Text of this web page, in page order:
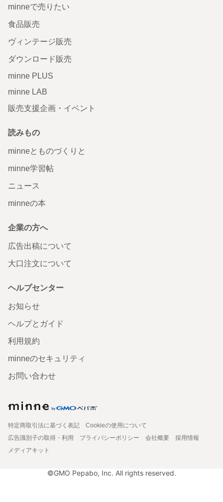
minneで売りたい
食品販売
ヴィンテージ販売
ダウンロード販売
minne PLUS
minne LAB
販売支援企画・イベント
読みもの
minneとものづくりと
minne学習帖
ニュース
minneの本
企業の方へ
広告出稿について
大口注文について
ヘルプセンター
お知らせ
ヘルプとガイド
利用規約
minneのセキュリティ
お問い合わせ
特定商取引法に基づく表記
Cookieの使用について
広告識別子の取得・利用
プライバシーポリシー 会社概要
採用情報
メディアキット
©GMO Pepabo, Inc. All rights reserved.